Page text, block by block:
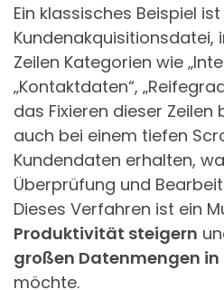
Ein klassisches Beispiel
Kundenakquisitionsdatei,
Zeilen Kategorien wie
„Kontaktdaten“,
das Fixieren dieser Zeilen
auch bei einem tiefen
Kundendaten erhalten,
Überprüfung und
Dieses Verfahren ist ein
Produktivität steigern
großen Datenmengen in
möchte.